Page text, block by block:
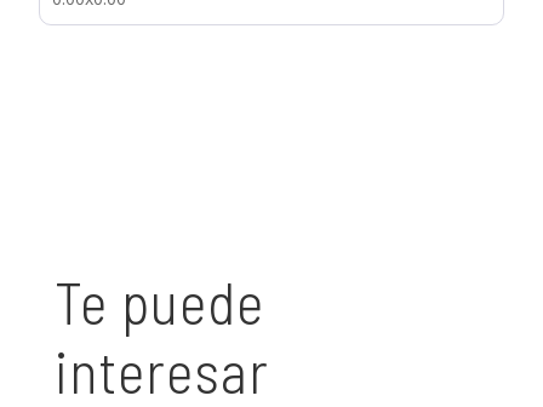
Te puede
interesar